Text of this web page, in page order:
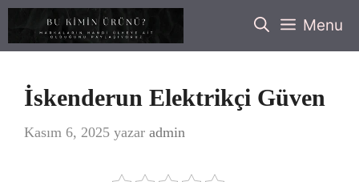
İçeriğe
Menu
İskenderun Elektrikçi Güven
Kasım 6, 2025 yazar admin